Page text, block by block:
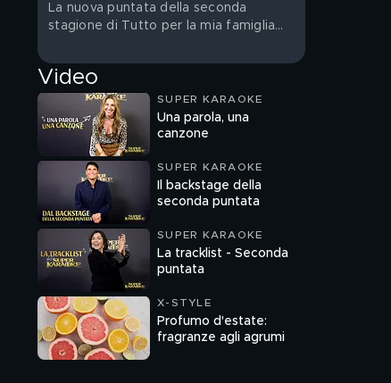
agosto
La nuova puntata della seconda
stagione di Tutto per la mia famiglia
Canale 5
Video
SUPER KARAOKE
Una parola, una
canzone
SUPER KARAOKE
Il backstage della
seconda puntata
SUPER KARAOKE
La tracklist - Seconda
puntata
X-STYLE
Profumo d'estate:
fragranze agli agrumi